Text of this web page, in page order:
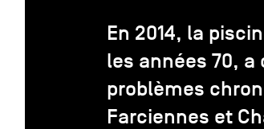
En 2014, la
les années 70,
problèmes
Farciennes et